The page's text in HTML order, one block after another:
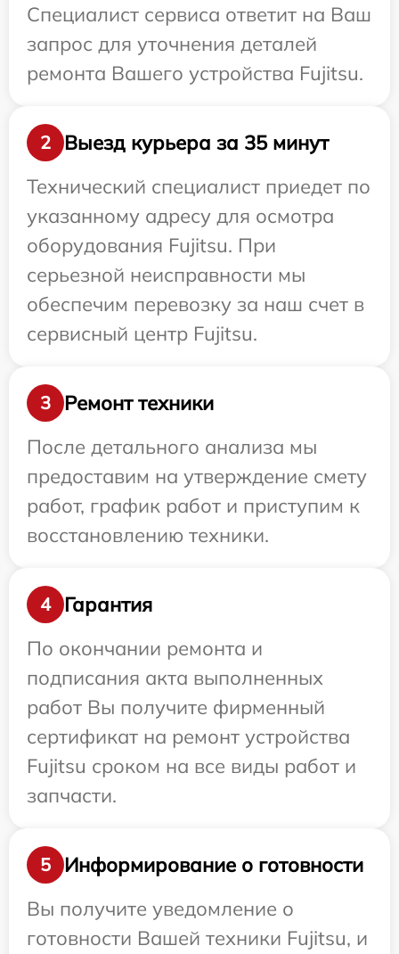
Специалист сервиса ответит на Ваш
запрос для уточнения деталей
ремонта Вашего устройства Fujitsu.
2
Выезд курьера за 35 минут
Технический специалист приедет по
указанному адресу для осмотра
оборудования Fujitsu. При
серьезной неисправности мы
обеспечим перевозку за наш счет в
сервисный центр Fujitsu.
3
Ремонт техники
После детального анализа мы
предоставим на утверждение смету
работ, график работ и приступим к
восстановлению техники.
4
Гарантия
По окончании ремонта и
подписания акта выполненных
работ Вы получите фирменный
сертификат на ремонт устройства
Fujitsu сроком на все виды работ и
запчасти.
5
Информирование о готовности
Вы получите уведомление о
готовности Вашей техники Fujitsu, и